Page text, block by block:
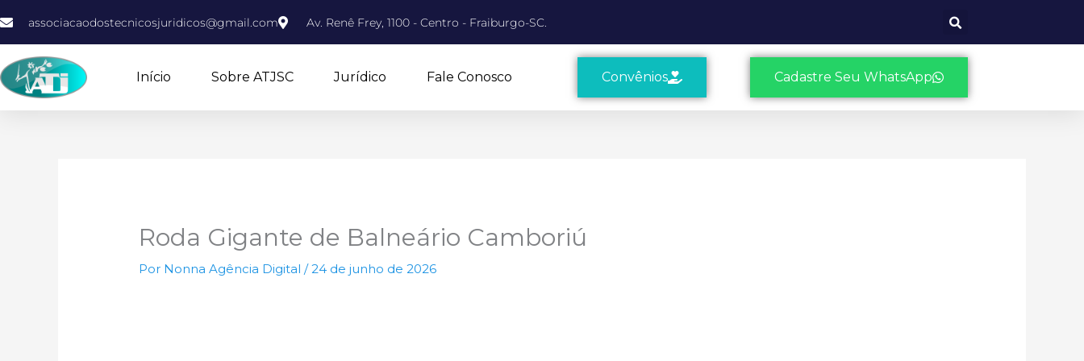
para
o
conteúdo
associacaodostecnicosjuridicos@gmail.com Av. Renê Frey, 1100 - Centro - Fraiburgo-SC.
Início Sobre ATJSC Jurídico Fale Conosco Convênios Cadastre Seu WhatsApp
Roda Gigante de Balneário Camboriú
Por Nonna Agência Digital/24 de junho de 2026